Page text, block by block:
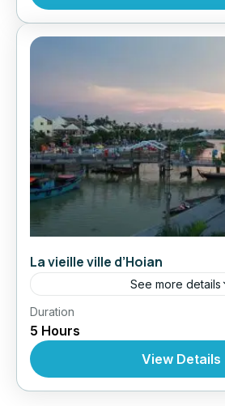
La vieille ville d’Hoian
See more details
Circuit au Vietnam
Excursions À Partir De Hoian
Duration
5 Hours
View Details